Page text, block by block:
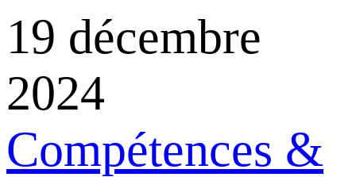
19 décembre
2024
Compétences &